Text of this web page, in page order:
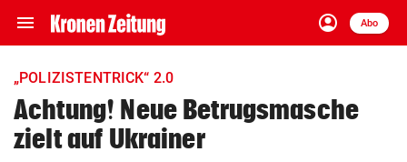
menu Navigation
ein-/ausklappen
account_circle
Anmelden
Abo
close Schließen
account_circle Anmelden
„POLIZISTENTRICK“ 2.0
Achtung! Neue Betrugsmasche
zielt auf Ukrainer